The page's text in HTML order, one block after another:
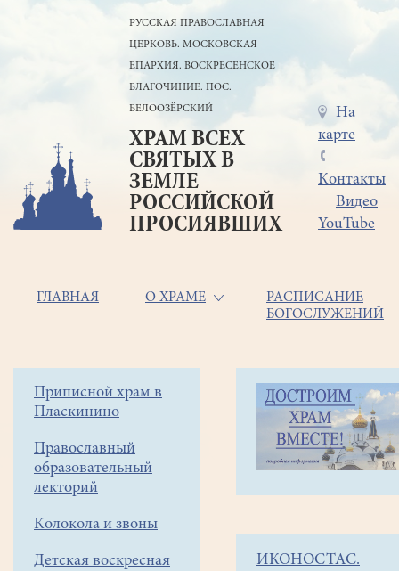
РУССКАЯ ПРАВОСЛАВНАЯ
ЦЕРКОВЬ. МОСКОВСКАЯ
ЕПАРХИЯ. ВОСКРЕСЕНСКОЕ
БЛАГОЧИНИЕ. ПОС.
БЕЛООЗЁРСКИЙ
ХРАМ ВСЕХ
СВЯТЫХ В
ЗЕМЛЕ
РОССИЙСКОЙ
ПРОСИЯВШИХ
Меню
в
шапке
На
карте
Контакты
Видео
YouTube
Основная
ГЛАВНАЯ О ХРАМЕ
РАСПИСАНИЕ
БОГОСЛУЖЕНИЙ
Боковое
меню
Приписной храм в
Пласкинино
Православный
образовательный
лекторий
Колокола и звоны
Детская воскресная
Строка
навигации
Галереи
2016
год.
"Весточка"
ИКОНОСТАС.